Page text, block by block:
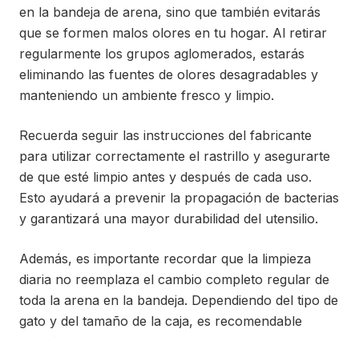
en la bandeja de arena, sino que también evitarás
que se formen malos olores en tu hogar. Al retirar
regularmente los grupos aglomerados, estarás
eliminando las fuentes de olores desagradables y
manteniendo un ambiente fresco y limpio.
Recuerda seguir las instrucciones del fabricante
para utilizar correctamente el rastrillo y asegurarte
de que esté limpio antes y después de cada uso.
Esto ayudará a prevenir la propagación de bacterias
y garantizará una mayor durabilidad del utensilio.
Además, es importante recordar que la limpieza
diaria no reemplaza el cambio completo regular de
toda la arena en la bandeja. Dependiendo del tipo de
gato y del tamaño de la caja, es recomendable